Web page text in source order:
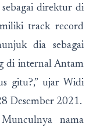
sebagai direktur di
track record
dia sebagai
di internal Antam
gitu?,” ujar Widi
Desember 2021.
nama